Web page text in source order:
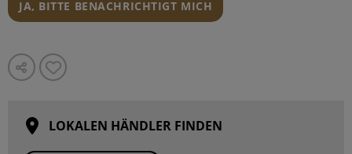
JA, BITTE BENACHRICHTIGT MICH
LOKALEN HÄNDLER FINDEN